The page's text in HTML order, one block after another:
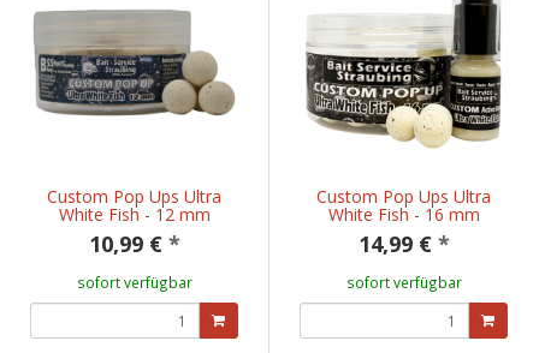
Custom Pop Ups Ultra
White Fish - 12 mm
10,99 € *
sofort verfügbar
Custom Pop Ups Ultra
White Fish - 16 mm
14,99 € *
sofort verfügbar